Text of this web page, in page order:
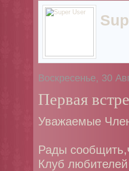
Воскресенье, 30
Первая
Уважаемые
Рады
Клуб